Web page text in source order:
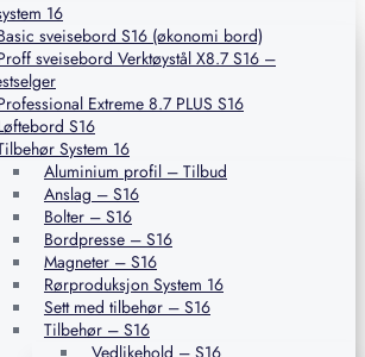
16
sveisebord S16 (økonomi bord)
sveisebord Verktøystål X8.7 S16 –
Extreme 8.7 PLUS S16
S16
System 16
Aluminium profil – Tilbud
Anslag – S16
Bolter – S16
Bordpresse – S16
Magneter – S16
Rørproduksjon System 16
Sett med tilbehør – S16
Tilbehør – S16
Vedlikehold – S16